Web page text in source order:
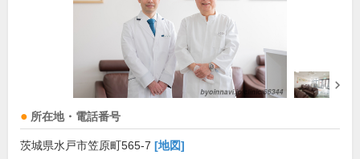
所在地・電話番号
茨城県水戸市笠原町565-7 [地図]